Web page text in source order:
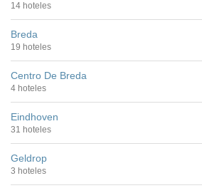
14 hoteles
Breda
19 hoteles
Centro De Breda
4 hoteles
Eindhoven
31 hoteles
Geldrop
3 hoteles